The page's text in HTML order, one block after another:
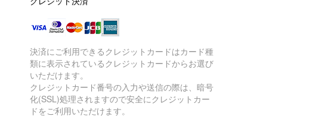
決済にご利用できるクレジットカードはカード種
類に表示されているクレジットカードからお選び
いただけます。
クレジットカード番号の入力や送信の際は、暗号
化(SSL)処理されますので安全にクレジットカー
ドをご利用いただけます。